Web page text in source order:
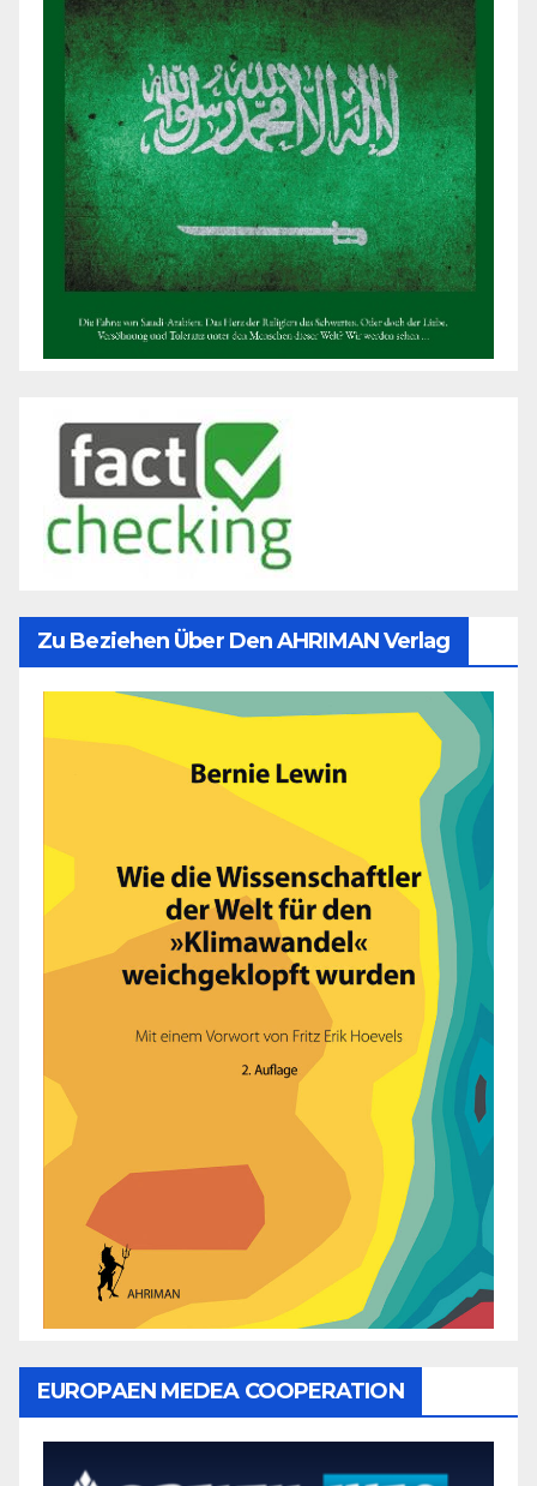
Zu Beziehen Über Den AHRIMAN Verlag
EUROPAEN MEDEA COOPERATION